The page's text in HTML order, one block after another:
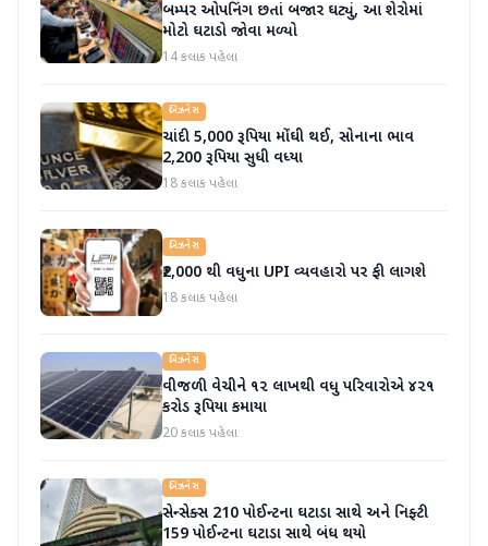
બમ્પર ઓપનિંગ છતાં બજાર ઘટ્યું, આ શેરોમાં
મોટો ઘટાડો જોવા મળ્યો
14 કલાક પહેલા
બિઝનેસ
ચાંદી 5,000 રૂપિયા મોંઘી થઈ, સોનાના ભાવ
2,200 રૂપિયા સુધી વધ્યા
18 કલાક પહેલા
બિઝનેસ
₹2,000 થી વધુના UPI વ્યવહારો પર ફી લાગશે
18 કલાક પહેલા
બિઝનેસ
વીજળી વેચીને ૧૨ લાખથી વધુ પરિવારોએ ૪૨૧
કરોડ રૂપિયા કમાયા
20 કલાક પહેલા
બિઝનેસ
સેન્સેક્સ 210 પોઈન્ટના ઘટાડા સાથે અને નિફ્ટી
159 પોઈન્ટના ઘટાડા સાથે બંધ થયો